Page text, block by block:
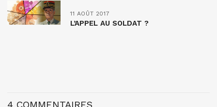
11 AOÛT 2017
L’APPEL AU SOLDAT ?